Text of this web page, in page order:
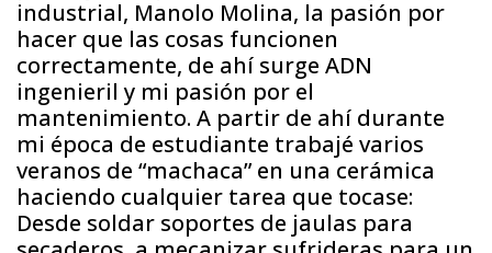
industrial, Manolo Molina, la pasión por
hacer que las cosas funcionen
correctamente, de ahí surge ADN
ingenieril y mi pasión por el
mantenimiento. A partir de ahí durante
mi época de estudiante trabajé varios
veranos de “machaca” en una cerámica
haciendo cualquier tarea que tocase:
Desde soldar soportes de jaulas para